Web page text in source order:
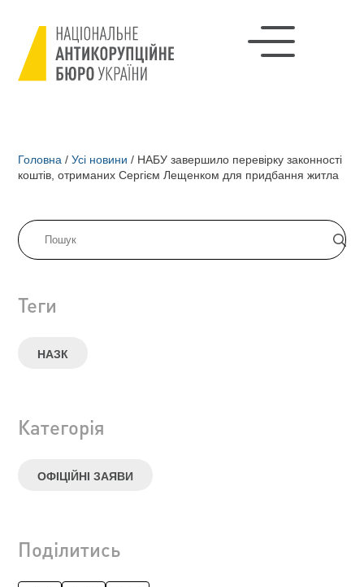
Головна / Усі новини / НАБУ завершило перевірку законності
коштів, отриманих Сергієм Лещенком для придбання житла
Теги
НАЗК
Категорія
ОФІЦІЙНІ ЗАЯВИ
Поділитись